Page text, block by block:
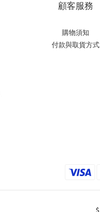
顧客服務
購物須知
付款與取貨方式
$